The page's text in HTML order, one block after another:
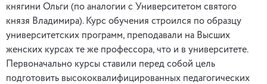
княгини Ольги (по аналогии с Университетом святого
князя Владимира). Курс обучения строился по образцу
университетских программ, преподавали на Высших
женских курсах те же профессора, что и в университете.
Первоначально курсы ставили перед собой цель
подготовить высококвалифицированных педагогических